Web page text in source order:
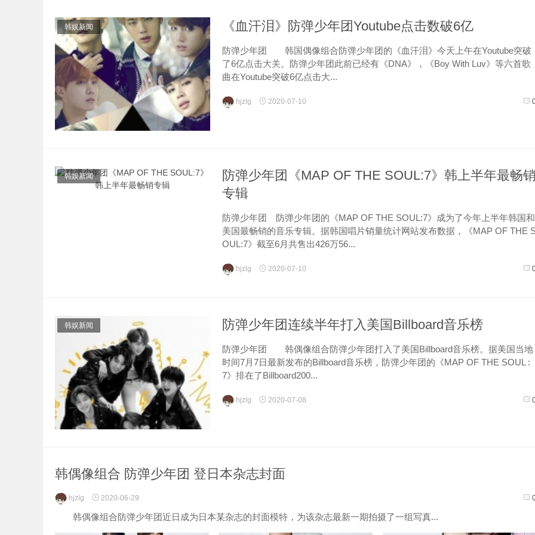
《血汗泪》防弹少年团Youtube点击数破6亿
韩娱新闻
防弹少年团 韩国偶像组合防弹少年团的《血汗泪》今天上午在Youtube突破
了6亿点击大关。防弹少年团此前已经有《DNA》，《Boy With Luv》等六首歌
曲在Youtube突破6亿点击大...
hjzlg 2020-07-10
防弹少年团《MAP OF THE SOUL:7》韩上半年最畅销
专辑
韩娱新闻
防弹少年团 防弹少年团的《MAP OF THE SOUL:7》成为了今年上半年韩国和
美国最畅销的音乐专辑。据韩国唱片销量统计网站发布数据，《MAP OF THE
OUL:7》截至6月共售出426万56...
hjzlg 2020-07-10
防弹少年团连续半年打入美国Billboard音乐榜
韩娱新闻
防弹少年团 韩偶像组合防弹少年团打入了美国Billboard音乐榜。据美国当地
时间7月7日最新发布的Billboard音乐榜，防弹少年团的《MAP OF THE SOUL :
7》排在了Billboard200...
hjzlg 2020-07-08
韩偶像组合 防弹少年团 登日本杂志封面
hjzlg 2020-06-29
韩偶像组合防弹少年团近日成为日本某杂志的封面模特，为该杂志最新一期拍摄了一组写真...